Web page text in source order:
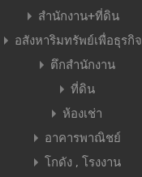
สำนักงาน+ที่ดิน
อสังหาริมทรัพย์เพื่อธุรกิจ
ตึกสำนักงาน
ที่ดิน
ห้องเช่า
อาคารพาณิชย์
โกดัง , โรงงาน